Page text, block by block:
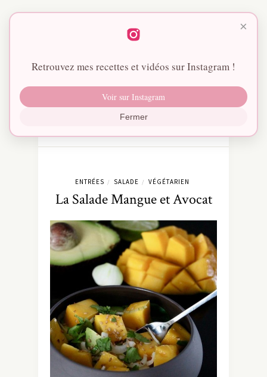
ENTRÉES / SALADE / VÉGÉTARIEN
La Salade Mangue et Avocat
×
Retrouvez mes recettes et vidéos sur Instagram !
Voir sur Instagram
Fermer